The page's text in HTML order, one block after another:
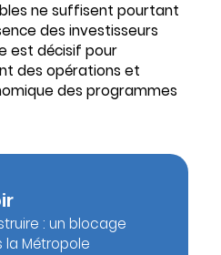
ne suffisent pourtant
des investisseurs
est décisif pour
des opérations et
des programmes
: un blocage
la Métropole